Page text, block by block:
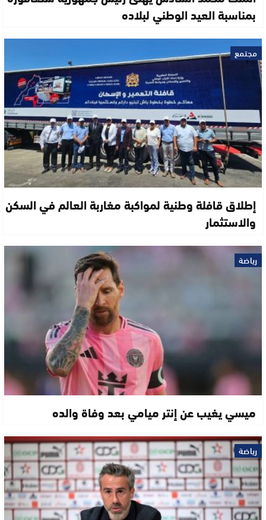
بمناسبة العيد الوطني لبلاده
مجتمع
إطلاق قافلة وطنية لمواكبة مغاربة العالم في السكن
والاستثمار
رياضة
ميسي يغيب عن إنتر ميامي بعد وفاة والده
رياضة